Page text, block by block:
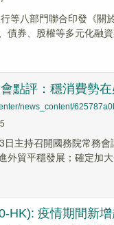
等八部門聯合印發《關
債券、股權等多元化融資
會點評：穩消費勢
news_content/
日主持召開國務院常務
外貿平穩發展；確定加大
HK): 疫情期間新